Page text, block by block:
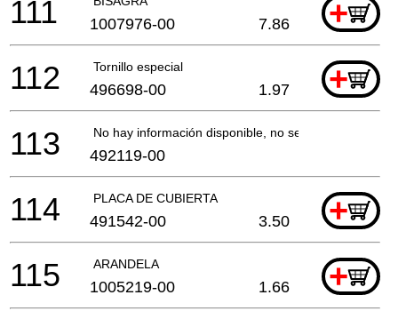
+
111 1007976-00 7.86
Tornillo especial +
112 496698-00 1.97
No hay información disponible, no se puede pedir
113 492119-00
PLACA DE CUBIERTA +
114 491542-00 3.50
ARANDELA +
115 1005219-00 1.66